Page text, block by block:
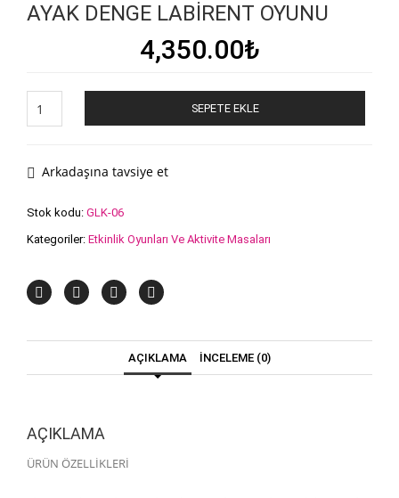
AYAK DENGE LABIRENT OYUNU
4,350.00₺
Denge
adet
SEPETE EKLE
Arkadaşına tavsiye et
Stok kodu: GLK-06
Kategoriler: Etkinlik Oyunları Ve Aktivite Masaları
AÇIKLAMA İNCELEME (0)
AÇIKLAMA
ÜRÜN ÖZELLİKLERİ